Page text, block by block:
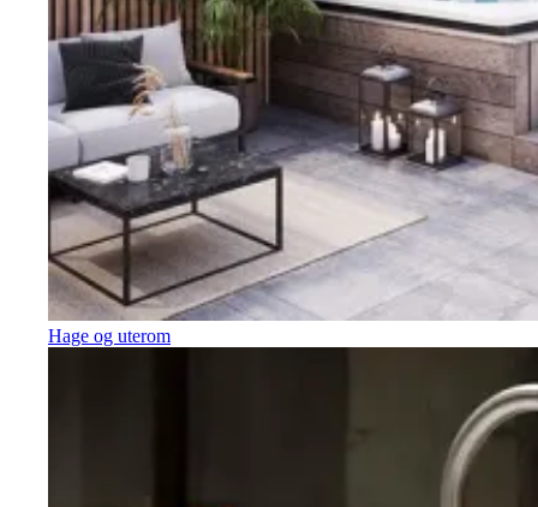
Hage og uterom